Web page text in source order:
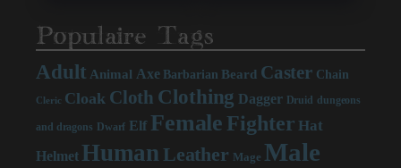
Populaire Tags
Adult Animal Axe Barbarian Beard Caster Chain
Cleric Cloak Cloth Clothing Dagger Druid dungeons
and dragons Dwarf Elf FemaleFighter Hat
Helmet HumanLeather Mage Male